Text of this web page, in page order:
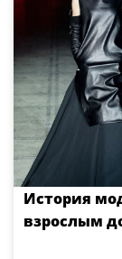
История
взрослым